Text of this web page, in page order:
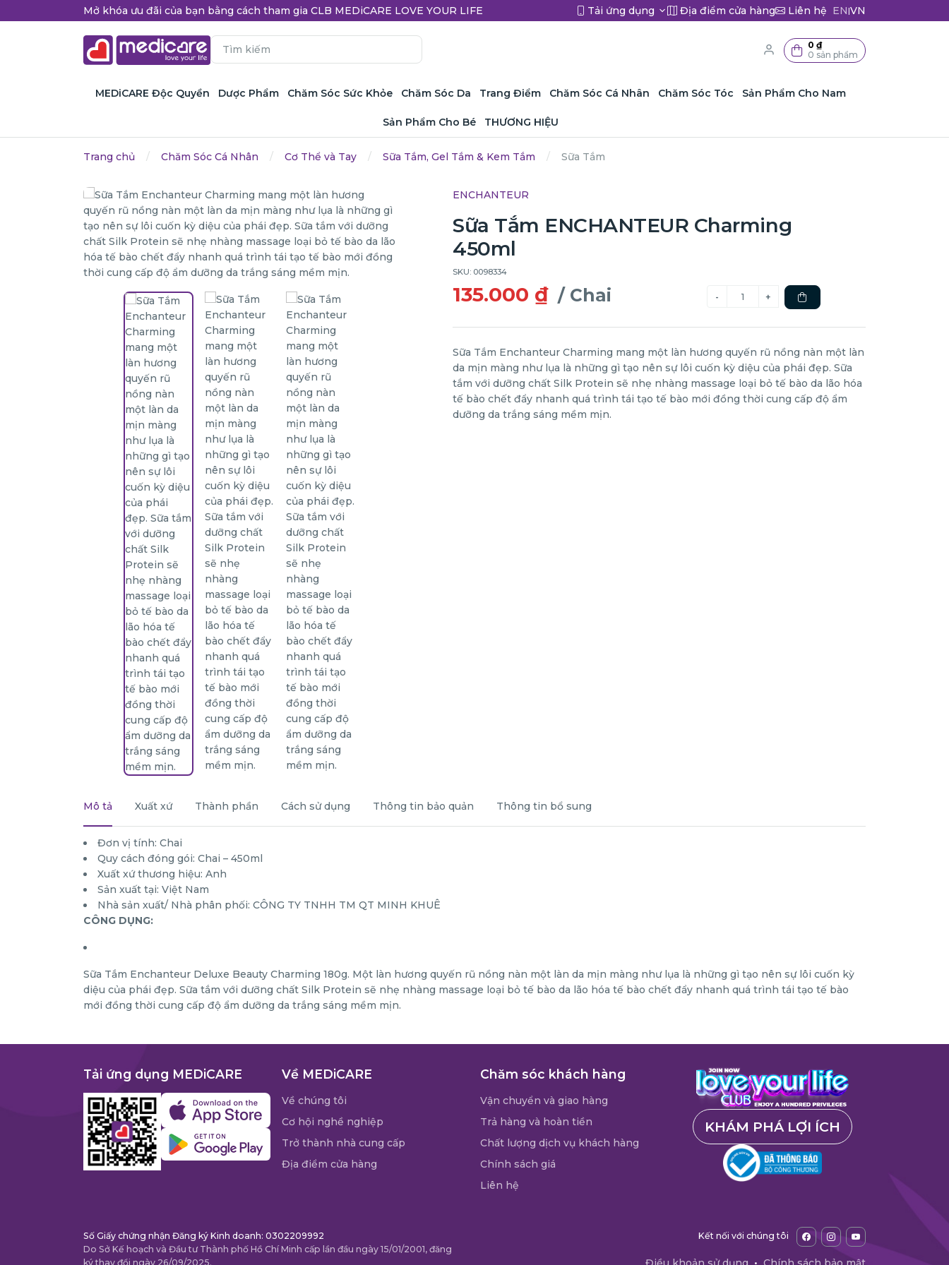
Mở khóa ưu đãi của bạn bằng cách tham gia CLB MEDiCARE LOVE YOUR LIFE Tải ứng dụng Địa điểm cửa hàng Liên hệ EN|VN
0 ₫
0 sản phẩm
MEDiCARE Độc Quyền Dược Phẩm Chăm Sóc Sức Khỏe Chăm Sóc Da Trang Điểm Chăm Sóc Cá Nhân Chăm Sóc Tóc Sản Phẩm Cho Nam
Sản Phẩm Cho Bé THƯƠNG HIỆU
Trang chủ Chăm Sóc Cá Nhân Cơ Thể và Tay Sữa Tắm, Gel Tắm & Kem Tắm Sữa Tắm
ENCHANTEUR
Sữa Tắm ENCHANTEUR Charming
450ml
SKU: 0098334
135.000 ₫ / Chai
Sữa Tắm Enchanteur Charming mang một làn hương quyến rũ nồng nàn một làn
da mịn màng như lụa là những gì tạo nên sự lôi cuốn kỳ diệu của phái đẹp. Sữa
tắm với dưỡng chất Silk Protein sẽ nhẹ nhàng massage loại bỏ tế bào da lão hóa
tế bào chết đẩy nhanh quá trình tái tạo tế bào mới đồng thời cung cấp độ ẩm
dưỡng da trắng sáng mềm mịn.
Mô tả Xuất xứ Thành phần Cách sử dụng Thông tin bảo quản Thông tin bổ sung
Đơn vị tính: Chai
Quy cách đóng gói: Chai – 450ml
Xuất xứ thương hiệu: Anh
Sản xuất tại: Việt Nam
Nhà sản xuất/ Nhà phân phối: CÔNG TY TNHH TM QT MINH KHUÊ
CÔNG DỤNG:
Sữa Tắm Enchanteur Deluxe Beauty Charming 180g. Một làn hương quyến rũ nồng nàn một làn da mịn màng như lụa là những gì tạo nên sự lôi cuốn kỳ
diệu của phái đẹp. Sữa tắm với dưỡng chất Silk Protein sẽ nhẹ nhàng massage loại bỏ tế bào da lão hóa tế bào chết đẩy nhanh quá trình tái tạo tế bào
mới đồng thời cung cấp độ ẩm dưỡng da trắng sáng mềm mịn.
Tải ứng dụng MEDiCARE Về MEDiCARE
Về chúng tôi
Cơ hội nghề nghiệp
Trở thành nhà cung cấp
Địa điểm cửa hàng
Chăm sóc khách hàng
Vận chuyển và giao hàng
Trả hàng và hoàn tiền
Chất lượng dịch vụ khách hàng
Chính sách giá
Liên hệ
KHÁM PHÁ LỢI ÍCH
Số Giấy chứng nhận Đăng ký Kinh doanh: 0302209992
Do Sở Kế hoạch và Đầu tư Thành phố Hồ Chí Minh cấp lần đầu ngày 15/01/2001, đăng
ký thay đổi ngày 26/09/2025.
Kết nối với chúng tôi